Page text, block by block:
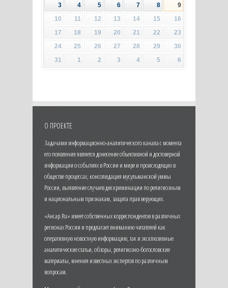
3
4 5 6 7 8
9
10
11 12 13 14 15
16
17
18 19 20 21 22
23
24
25 26 27 28 29
30
31
1 2 3 4 5 6
О ПРОЕКТЕ
Задачами информационно-аналитического канала с момента
его появления является донесение объективной и достоверной
информации о событиях в России и мире и происходящих в
обществе процессах, консолидация мусульманской уммы
России, выявление случаев дискриминации по религиозным
и национальным признакам, защита прав верующих.
«Ансар.Ru» имеет собственных корреспондентов в различных
регионах России и предлагает вниманию читателей как
оперативную новостную информацию, так и эксклюзивные
аналитические статьи, обзоры, религиозно-богословские
материалы, мнения известных экспертов по различным
вопросам.